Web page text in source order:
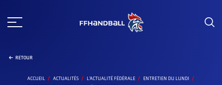
au
RETOUR
ACCUEIL ACTUALITÉS L’ACTUALITÉ FÉDÉRALE
ENTRETIEN DU LUNDI